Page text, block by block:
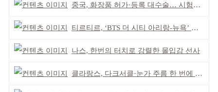
중국, 화장품 허가·등록 대수술… 시험자료 공용 허용
티르티르, ‘BTS 더 시티 아리랑-뉴욕’ 참여
나스, 한번의 터치로 강렬한 몰입감 선사
클라랑스, 다크서클·눈가 주름 한 번에 더블 케어